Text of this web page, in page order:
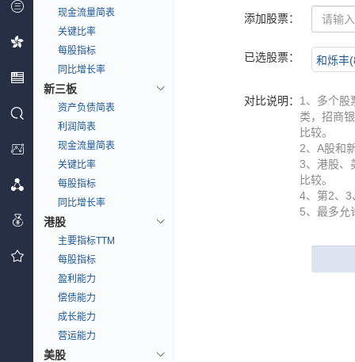
现金流量简表
关键比率
每股指标
同比增长率
新三板
资产负债简表
利润简表
现金流量简表
关键比率
每股指标
同比增长率
港股
主要指标TTM
每股指标
盈利能力
偿债能力
成长能力
营运能力
美股
添加股票：
已选股票： 和烁丰
对比说明： 1、多个股
类，招商
比较。
2、A股和
3、港股、
比较。
4、第2、3
5、最多允